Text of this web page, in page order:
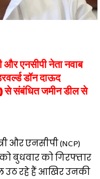
और एनसीपी नेता नवाब
डॉन दाऊद
संबंधित जमीन डील से
और एनसीपी (NCP)
बुधवार को गिरफ्तार
उठ रहे हैं आखिर उनकी